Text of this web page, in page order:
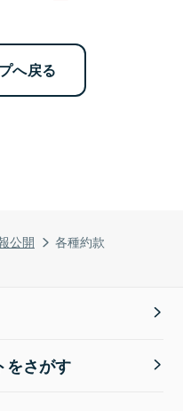
公開 各種約款
へ戻る
をさがす